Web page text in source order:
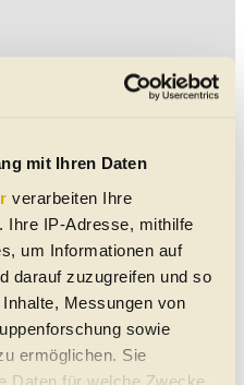
mit Ihren Daten
verarbeiten Ihre
Ihre IP-Adresse, mithilfe
um Informationen auf
darauf zuzugreifen und so
Messungen von
sowie
ermöglichen. Sie
Daten für welche Zwecke